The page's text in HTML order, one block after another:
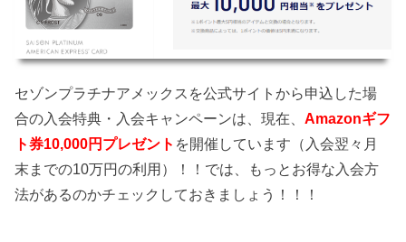
セゾンプラチナアメックスを公式サイトから申込した場
合の入会特典・入会キャンペーンは、現在、Amazonギフ
ト券10,000円プレゼント を開催しています（入会翌々月
末までの10万円の利用）！！では、もっとお得な入会方
法があるのかチェックしておきましょう！！！